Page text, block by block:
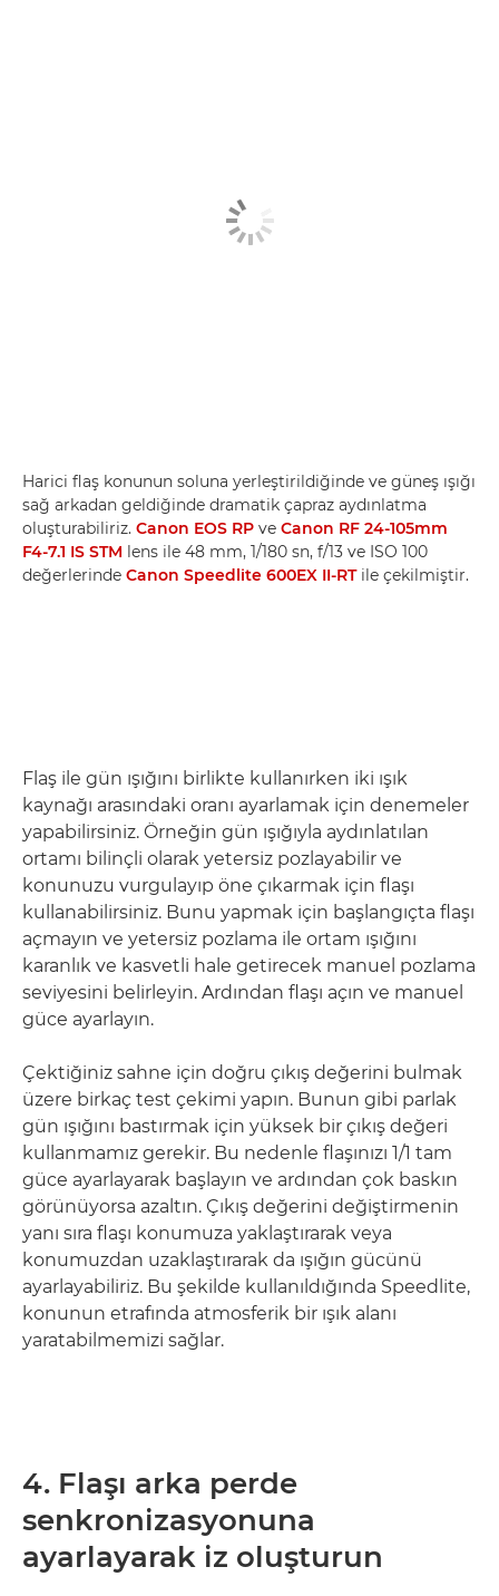
Harici flaş konunun soluna yerleştirildiğinde ve güneş ışığı
sağ arkadan geldiğinde dramatik çapraz aydınlatma
oluşturabiliriz. Canon EOS RP ve Canon RF 24-105mm
F4-7.1 IS STM lens ile 48 mm, 1/180 sn, f/13 ve ISO 100
değerlerinde Canon Speedlite 600EX II-RTile çekilmiştir.
Flaş ile gün ışığını birlikte kullanırken iki ışık
kaynağı arasındaki oranı ayarlamak için denemeler
yapabilirsiniz. Örneğin gün ışığıyla aydınlatılan
ortamı bilinçli olarak yetersiz pozlayabilir ve
konunuzu vurgulayıp öne çıkarmak için flaşı
kullanabilirsiniz. Bunu yapmak için başlangıçta flaşı
açmayın ve yetersiz pozlama ile ortam ışığını
karanlık ve kasvetli hale getirecek manuel pozlama
seviyesini belirleyin. Ardından flaşı açın ve manuel
güce ayarlayın.
Çektiğiniz sahne için doğru çıkış değerini bulmak
üzere birkaç test çekimi yapın. Bunun gibi parlak
gün ışığını bastırmak için yüksek bir çıkış değeri
kullanmamız gerekir. Bu nedenle flaşınızı 1/1 tam
güce ayarlayarak başlayın ve ardından çok baskın
görünüyorsa azaltın. Çıkış değerini değiştirmenin
yanı sıra flaşı konumuza yaklaştırarak veya
konumuzdan uzaklaştırarak da ışığın gücünü
ayarlayabiliriz. Bu şekilde kullanıldığında Speedlite,
konunun etrafında atmosferik bir ışık alanı
yaratabilmemizi sağlar.
4. Flaşı arka perde
senkronizasyonuna
ayarlayarak iz oluşturun